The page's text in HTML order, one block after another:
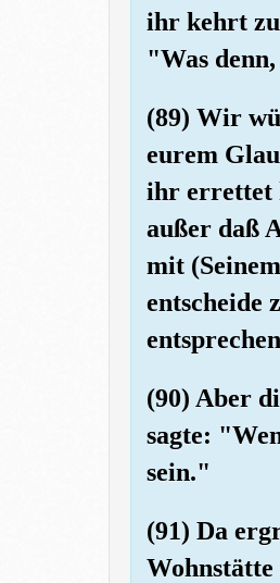
ihr kehrt
"Was
(89) Wir
eurem
ihr errettet
außer daß
mit
entscheide
(90) Aber
sagte:
sein."
(91) Da